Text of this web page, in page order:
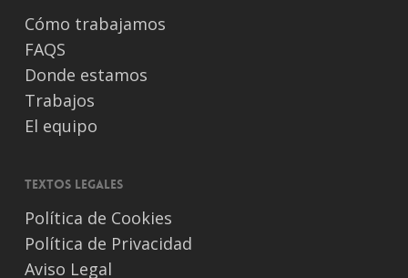
Cómo trabajamos
FAQS
Donde estamos
Trabajos
El equipo
Textos legales
Política de Cookies
Política de Privacidad
Aviso Legal